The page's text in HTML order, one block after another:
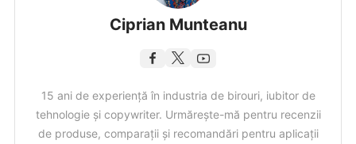
Ciprian Munteanu
15 ani de experiență în industria de birouri, iubitor de
tehnologie și copywriter. Urmărește-mă pentru recenzii
de produse, comparații și recomandări pentru aplicații